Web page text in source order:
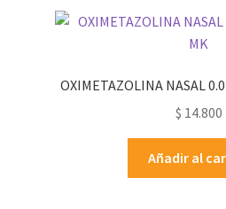
OXIMETAZOLINA NASAL
$ 14.800
Añadir al